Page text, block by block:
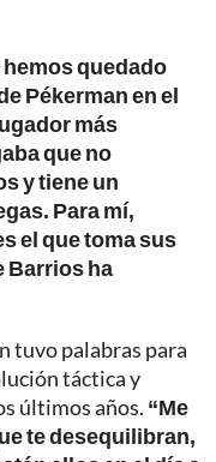
hemos quedado
Pékerman en el
más
que no
y tiene un
Para mí,
el que toma sus
Barrios ha
tuvo palabras para
táctica y
últimos años. “Me
te desequilibran,